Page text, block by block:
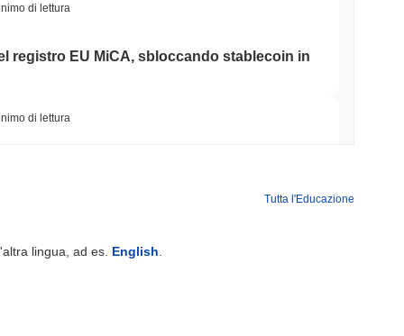
di lettura
registro EU MiCA, sbloccando stablecoin in
di lettura
Tutta l'Educazione
lingua, ad es. English